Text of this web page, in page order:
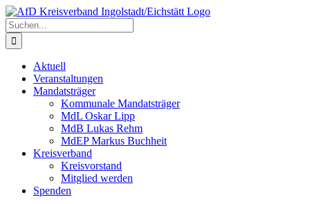
Zum
Inhalt
springen
Suche
nach:
Aktuell
Veranstaltungen
Mandatsträger
Kommunale Mandatsträger
MdL Oskar Lipp
MdB Lukas Rehm
MdEP Markus Buchheit
Kreisverband
Kreisvorstand
Mitglied werden
Spenden